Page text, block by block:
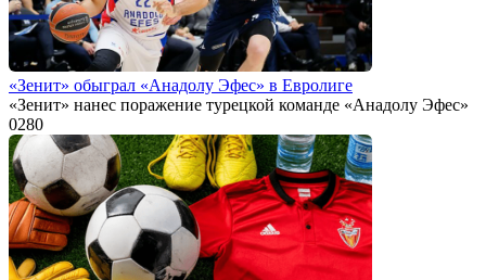
«Зенит» обыграл «Анадолу Эфес» в Евролиге
«Зенит» нанес поражение турецкой команде «Анадолу Эфес»
0280